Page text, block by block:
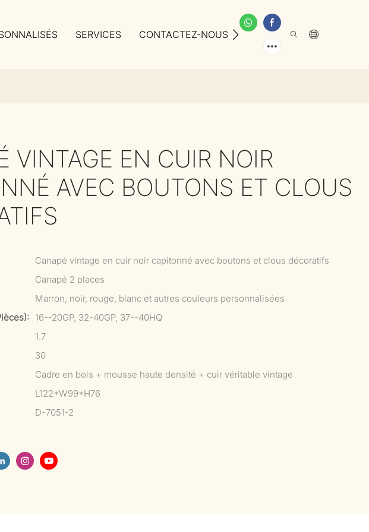
SERVICES CONTACTEZ-NOUS À PROPOS DE NOUS
VINTAGE EN CUIR NOIR
AVEC BOUTONS ET CLOUS
Canapé vintage en cuir noir capitonné avec boutons et clous décoratifs
Canapé 2 places
Marron, noir, rouge, blanc et autres couleurs personnalisées
16--20GP, 32-40GP, 37--40HQ
1.7
30
Cadre en bois + mousse haute densité + cuir véritable vintage
L122*W99*H76
D-7051-2